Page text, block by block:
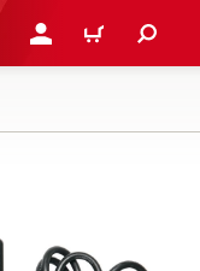
LOGGA IN ELLER
VARUKORG